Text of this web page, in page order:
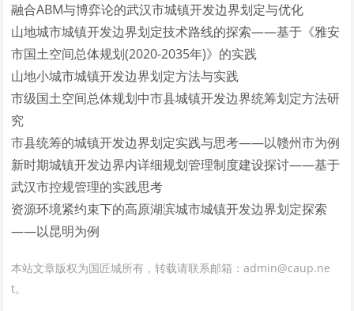
融合ABM与博弈论的武汉市城镇开发边界划定与优化
山地城市城镇开发边界划定技术路线的探索——基于《雅安
市国土空间总体规划(2020-2035年)》的实践
山地小城市城镇开发边界划定方法与实践
市级国土空间总体规划中市县城镇开发边界统筹划定方法研
究
市县统筹的城镇开发边界划定实践与思考——以赣州市为例
新时期城镇开发边界内详细规划管理制度建设探讨——基于
武汉市控规管理的实践思考
资源环境紧约束下的高原湖滨城市城镇开发边界划定探索
——以昆明为例
本站文章版权为国匠城所有，转载请联系邮箱：admin@caup.ne
t。